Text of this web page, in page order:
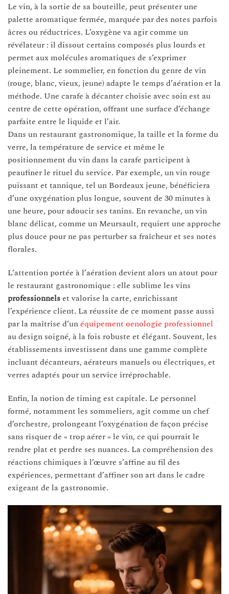
Le vin, à la sortie de sa bouteille, peut présenter une
palette aromatique fermée, marquée par des notes parfois
âcres ou réductrices. L’oxygène va agir comme un
révélateur : il dissout certains composés plus lourds et
permet aux molécules aromatiques de s’exprimer
pleinement. Le sommelier, en fonction du genre de vin
(rouge, blanc, vieux, jeune) adapte le temps d’aération et la
méthode. Une carafe à décanter choisie avec soin est au
centre de cette opération, offrant une surface d’échange
parfaite entre le liquide et l’air.
Dans un restaurant gastronomique, la taille et la forme du
verre, la température de service et même le
positionnement du vin dans la carafe participent à
peaufiner le rituel du service. Par exemple, un vin rouge
puissant et tannique, tel un Bordeaux jeune, bénéficiera
d’une oxygénation plus longue, souvent de 30 minutes à
une heure, pour adoucir ses tanins. En revanche, un vin
blanc délicat, comme un Meursault, requiert une approche
plus douce pour ne pas perturber sa fraîcheur et ses notes
florales.
L’attention portée à l’aération devient alors un atout pour
le restaurant gastronomique : elle sublime les vins
professionnelset valorise la carte, enrichissant
l’expérience client. La réussite de ce moment passe aussi
par la maîtrise d’unéquipement oenologie professionnel
au design soigné, à la fois robuste et élégant. Souvent, les
établissements investissent dans une gamme complète
incluant décanteurs, aérateurs manuels ou électriques, et
verres adaptés pour un service irréprochable.
Enfin, la notion de timing est capitale. Le personnel
formé, notamment les sommeliers, agit comme un chef
d’orchestre, prolongeant l’oxygénation de façon précise
sans risquer de « trop aérer » le vin, ce qui pourrait le
rendre plat et perdre ses nuances. La compréhension des
réactions chimiques à l’œuvre s’affine au fil des
expériences, permettant d’affiner son art dans le cadre
exigeant de la gastronomie.